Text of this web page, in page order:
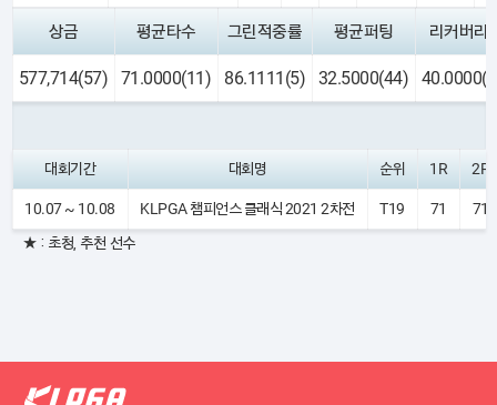
상금 평균타수 그린적중률 평균퍼팅 리커버리
577,714(57) 71.0000(11) 86.1111(5) 32.5000(44)
대회기간 대회명 순위 1R 2R
10.07 ~ 10.08 KLPGA 챔피언스 클래식 2021 2차전 T19 71 71
★ : 초청, 추천 선수